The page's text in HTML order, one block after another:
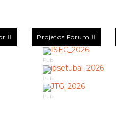
Projetos Forum
Pub
Pub
Pub